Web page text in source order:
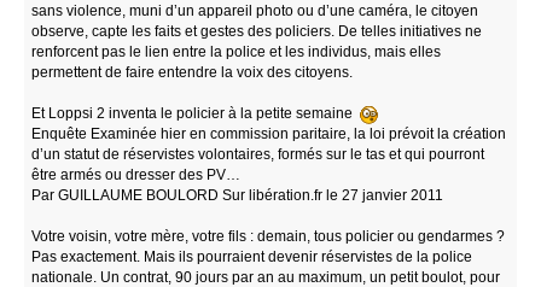
sans violence, muni d’un appareil photo ou d’une caméra, le citoyen
observe, capte les faits et gestes des policiers. De telles initiatives ne
renforcent pas le lien entre la police et les individus, mais elles
permettent de faire entendre la voix des citoyens.
Et Loppsi 2 inventa le policier à la petite semaine
Enquête Examinée hier en commission paritaire, la loi prévoit la création
d’un statut de réservistes volontaires, formés sur le tas et qui pourront
être armés ou dresser des PV…
Par GUILLAUME BOULORD Sur libération.fr le 27 janvier 2011
Votre voisin, votre mère, votre fils : demain, tous policier ou gendarmes ?
Pas exactement. Mais ils pourraient devenir réservistes de la police
nationale. Un contrat, 90 jours par an au maximum, un petit boulot, pour